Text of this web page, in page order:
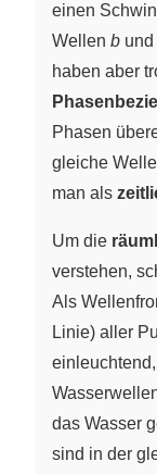
einen
Wellen b und
haben aber
Phasen
gleiche
man als
Um die
verstehen,
Als
Linie) aller
das Wasser
sind in der